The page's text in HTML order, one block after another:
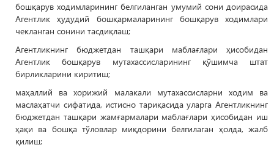
бошқарув ходимларининг белгиланган умумий сони доирасида
Агентлик ҳудудий бошқармаларининг бошқарув ходимлари
чекланган сонини тасдиқлаш;
Агентликнинг бюджетдан ташқари маблағлари ҳисобидан
Агентлик бошқарув мутахассисларининг қўшимча штат
бирликларини киритиш;
маҳаллий ва хорижий малакали мутахассисларни ходим ва
маслаҳатчи сифатида, истисно тариқасида уларга Агентликнинг
бюджетдан ташқари жамғармалари маблағлари ҳисобидан иш
ҳақи ва бошқа тўловлар миқдорини белгилаган ҳолда, жалб
қилиш;